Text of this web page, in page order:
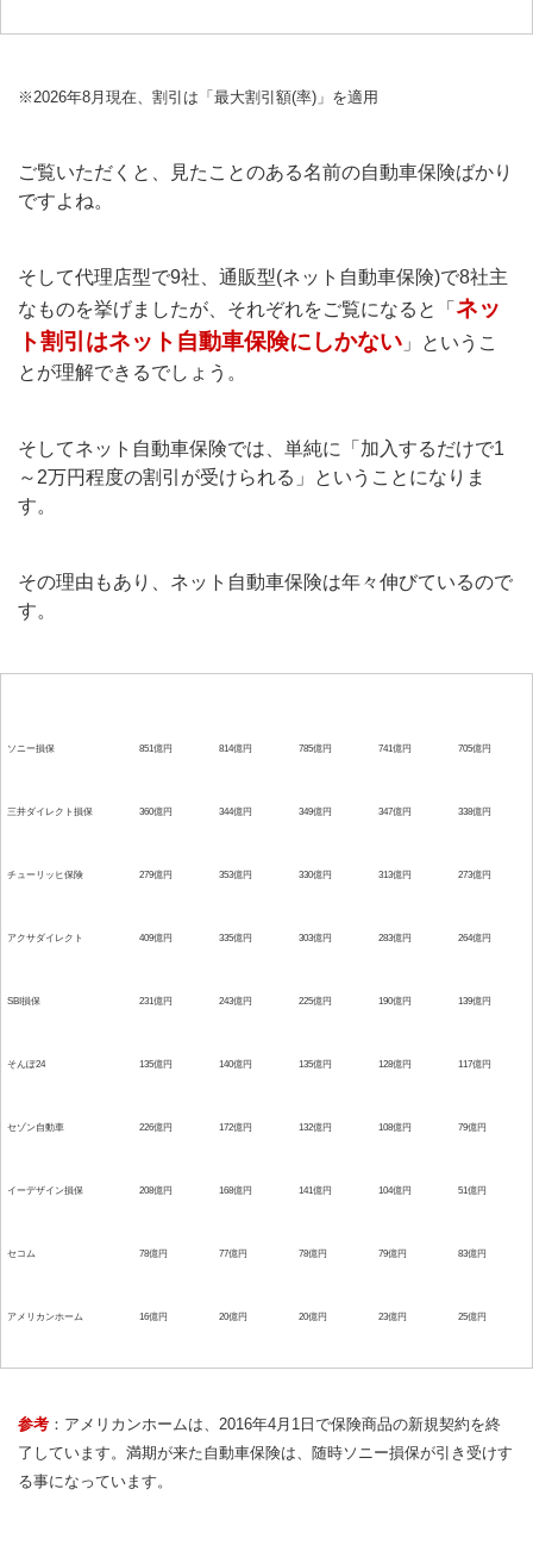
※2026年8月現在、割引は「最大割引額(率)」を適用
ご覧いただくと、見たことのある名前の自動車保険ばかり
ですよね。
そして代理店型で9社、通販型(ネット自動車保険)で8社主
なものを挙げましたが、それぞれをご覧になると「 ネッ
ト割引はネット自動車保険にしかない 」というこ
とが理解できるでしょう。
そしてネット自動車保険では、単純に「加入するだけで1
～2万円程度の割引が受けられる」ということになりま
す。
その理由もあり、ネット自動車保険は年々伸びているので
す。
ソニー損保 851億円 814億円 785億円 741億円 705億円
三井ダイレクト損保 360億円 344億円 349億円 347億円 338億円
チューリッヒ保険 279億円 353億円 330億円 313億円 273億円
アクサダイレクト 409億円 335億円 303億円 283億円 264億円
SBI損保 231億円 243億円 225億円 190億円 139億円
そんぽ24 135億円 140億円 135億円 128億円 117億円
セゾン自動車 226億円 172億円 132億円 108億円 79億円
イーデザイン損保 208億円 168億円 141億円 104億円 51億円
セコム 78億円 77億円 78億円 79億円 83億円
アメリカンホーム 16億円 20億円 20億円 23億円 25億円
参考 ：アメリカンホームは、2016年4月1日で保険商品の新規契約を終
了しています。満期が来た自動車保険は、随時ソニー損保が引き受けす
る事になっています。